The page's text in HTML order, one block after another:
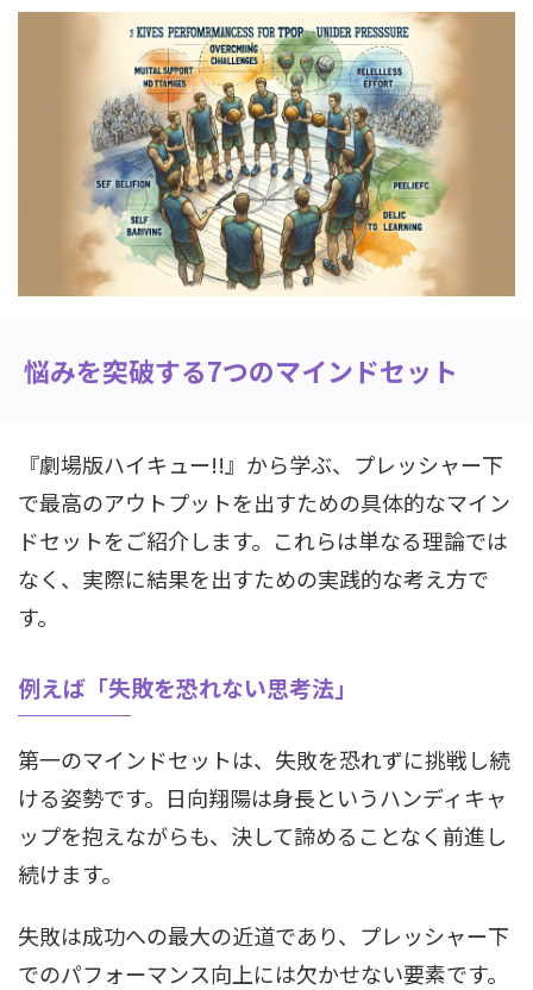
悩みを突破する7つのマインドセット
『劇場版ハイキュー!!』から学ぶ、プレッシャー下
で最高のアウトプットを出すための具体的なマイン
ドセットをご紹介します。これらは単なる理論では
なく、実際に結果を出すための実践的な考え方で
す。
例えば「失敗を恐れない思考法」
第一のマインドセットは、失敗を恐れずに挑戦し続
ける姿勢です。日向翔陽は身長というハンディキャ
ップを抱えながらも、決して諦めることなく前進し
続けます。
失敗は成功への最大の近道であり、プレッシャー下
でのパフォーマンス向上には欠かせない要素です。